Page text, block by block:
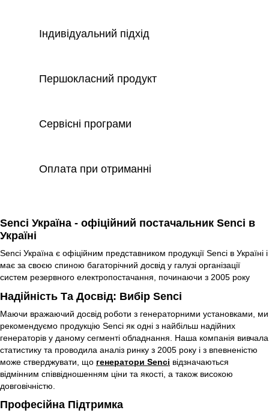
Індивідуальний підхід
Першокласний продукт
Сервісні програми
Оплата при отриманні
Senci Україна - офіційний постачальник Senci в
Україні
Senci Україна є офіційним представником продукції Senci в Україні і
має за своєю спиною багаторічний досвід у галузі організації
систем резервного електропостачання, починаючи з 2005 року
Надійність Та Досвід: Вибір Senci
Маючи вражаючий досвід роботи з генераторними установками, ми
рекомендуємо продукцію Senci як одні з найбільш надійних
генераторів у даному сегменті обладнання. Наша компанія вивчала
статистику та проводила аналіз ринку з 2005 року і з впевненістю
може стверджувати, що генератори Senci відзначаються
відмінним співвідношенням ціни та якості, а також високою
довговічністю.
Професійна Підтримка